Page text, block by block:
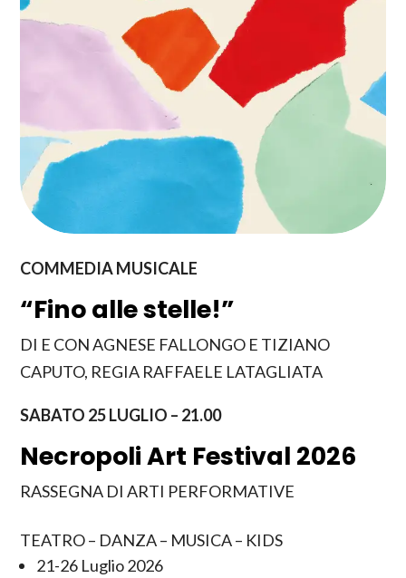
COMMEDIA MUSICALE
“Fino alle stelle!”
DI E CON AGNESE FALLONGO E TIZIANO
CAPUTO, REGIA RAFFAELE LATAGLIATA
SABATO 25 LUGLIO – 21.00
Necropoli Art Festival 2026
RASSEGNA DI ARTI PERFORMATIVE
TEATRO – DANZA – MUSICA – KIDS
21-26 Luglio 2026